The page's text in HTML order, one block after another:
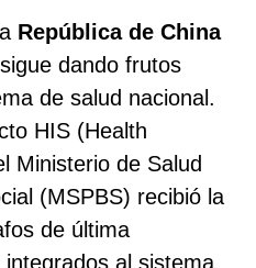
República de China
sigue dando frutos
de salud nacional.
HIS (Health
Ministerio de Salud
(MSPBS) recibió la
de última
al sistema